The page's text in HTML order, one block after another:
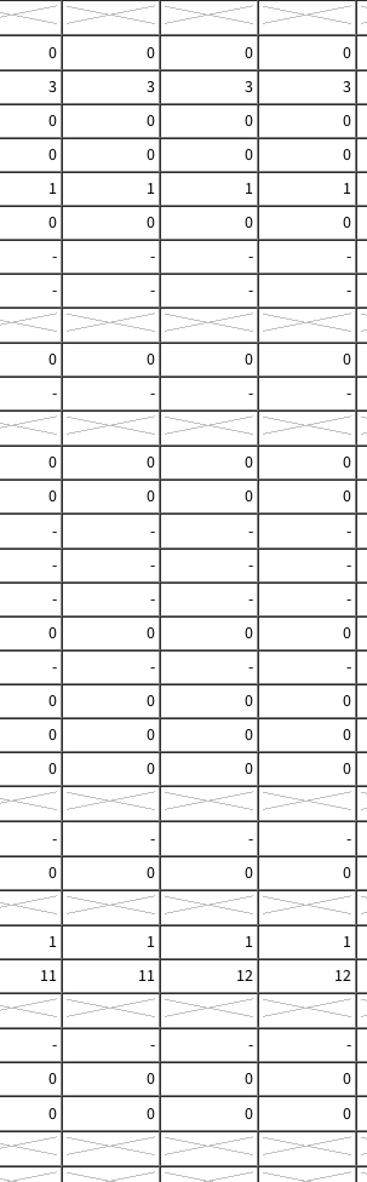
0 0 0
0
3 3 3
3
0 0 0
0
0 0 0
0
1 1 1
1
0 0 0
0
- - -
-
- - -
-
0 0 0
0
- - -
-
0 0 0
0
0 0 0
0
- - -
-
- - -
-
- - -
-
0 0 0
0
- - -
-
0 0 0
0
0 0 0
0
0 0 0
0
- - -
-
0 0 0
0
1 1 1
1
11 11 12
12
- - -
-
0 0 0
0
0 0 0
0